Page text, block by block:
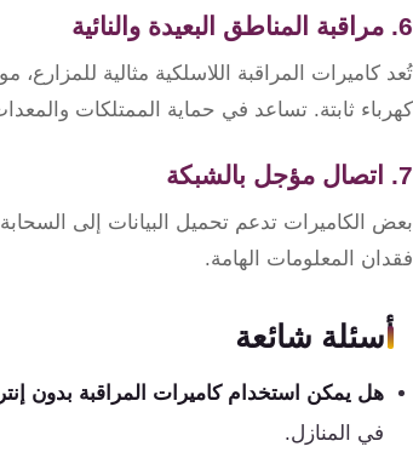
6. مراقبة المناطق البعيدة والنائية
تُعد كاميرات المراقبة اللاسلكية مثالية للمزارع،
كهرباء ثابتة. تساعد في حماية الممتلكات
7. اتصال مؤجل بالشبكة
بعض الكاميرات تدعم تحميل البيانات إلى
فقدان المعلومات الهامة.
أسئلة شائعة
هل يمكن استخدام كاميرات المراقبة بدون
في المنازل.